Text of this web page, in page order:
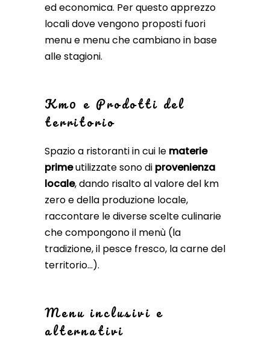
ed economica. Per questo apprezzo
locali dove vengono proposti fuori
menu e menu che cambiano in base
alle stagioni.
Km0 e Prodotti del
territorio
Spazio a ristoranti in cui le materie
primeutilizzate sono di provenienza
locale, dando risalto al valore del km
zero e della produzione locale,
raccontare le diverse scelte culinarie
che compongono il menù (la
tradizione, il pesce fresco, la carne del
territorio…).
Menu inclusivi e
alternativi